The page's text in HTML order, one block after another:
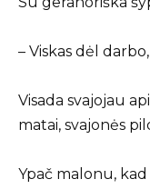
– Viskas dėl
Visada svajojau
matai, svajonės
Ypač malonu,